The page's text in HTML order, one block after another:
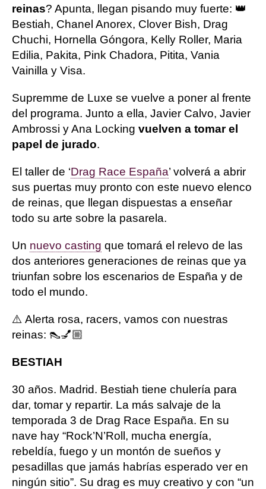
reinas? Apunta, llegan pisando muy fuerte: 👑
Bestiah, Chanel Anorex, Clover Bish, Drag
Chuchi, Hornella Góngora, Kelly Roller, Maria
Edilia, Pakita, Pink Chadora, Pitita, Vania
Vainilla y Visa.
Supremme de Luxe se vuelve a poner al frente
del programa. Junto a ella, Javier Calvo, Javier
Ambrossi y Ana Locking vuelven a tomar el
papel de jurado.
El taller de ‘Drag Race España’ volverá a abrir
sus puertas muy pronto con este nuevo elenco
de reinas, que llegan dispuestas a enseñar
todo su arte sobre la pasarela.
Un nuevo casting que tomará el relevo de las
dos anteriores generaciones de reinas que ya
triunfan sobre los escenarios de España y de
todo el mundo.
⚠️ Alerta rosa, racers, vamos con nuestras
reinas: 👠💅🏼
BESTIAH
30 años. Madrid. Bestiah tiene chulería para
dar, tomar y repartir. La más salvaje de la
temporada 3 de Drag Race España. En su
nave hay “Rock’N’Roll, mucha energía,
rebeldía, fuego y un montón de sueños y
pesadillas que jamás habrías esperado ver en
ningún sitio”. Su drag es muy creativo y con “un